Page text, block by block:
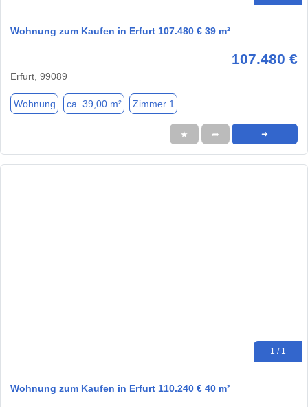
Wohnung zum Kaufen in Erfurt 107.480 € 39 m²
107.480 €
Erfurt, 99089
Wohnung ca. 39,00 m² Zimmer 1
★ ➦ ➜
1 / 1
Wohnung zum Kaufen in Erfurt 110.240 € 40 m²